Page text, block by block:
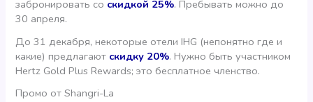
забронировать со скидкой 25%. Пребывать можно до
30 апреля.
До 31 декабря, некоторые отели IHG (непонятно где и
какие) предлагают скидку 20%. Нужно быть участником
Hertz Gold Plus Rewards; это бесплатное членство.
Промо от Shangri-La